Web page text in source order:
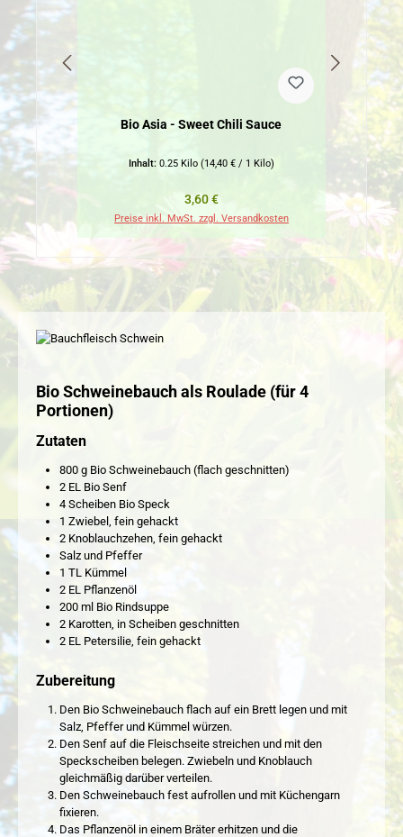
Bio Asia - Sweet Chili Sauce
Inhalt: 0.25 Kilo (14,40 € / 1 Kilo)
Regulärer Preis:
3,60 €
Preise inkl. MwSt. zzgl. Versandkosten
Bio Schweinebauch als Roulade (für 4
Portionen)
Zutaten
800 g Bio Schweinebauch (flach geschnitten)
2 EL Bio Senf
4 Scheiben Bio Speck
1 Zwiebel, fein gehackt
2 Knoblauchzehen, fein gehackt
Salz und Pfeffer
1 TL Kümmel
2 EL Pflanzenöl
200 ml Bio Rindsuppe
2 Karotten, in Scheiben geschnitten
2 EL Petersilie, fein gehackt
Zubereitung
Den Bio Schweinebauch flach auf ein Brett legen und mit
Salz, Pfeffer und Kümmel würzen.
Den Senf auf die Fleischseite streichen und mit den
Speckscheiben belegen. Zwiebeln und Knoblauch
gleichmäßig darüber verteilen.
Den Schweinebauch fest aufrollen und mit Küchengarn
fixieren.
Das Pflanzenöl in einem Bräter erhitzen und die